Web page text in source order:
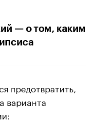
— о том, каким
предотвратить,
варианта